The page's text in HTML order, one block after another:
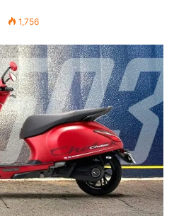
1,756